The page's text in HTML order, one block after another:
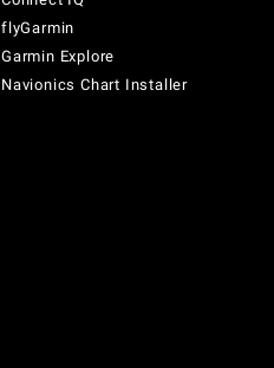
flyGarmin
Garmin Explore
Navionics Chart Installer